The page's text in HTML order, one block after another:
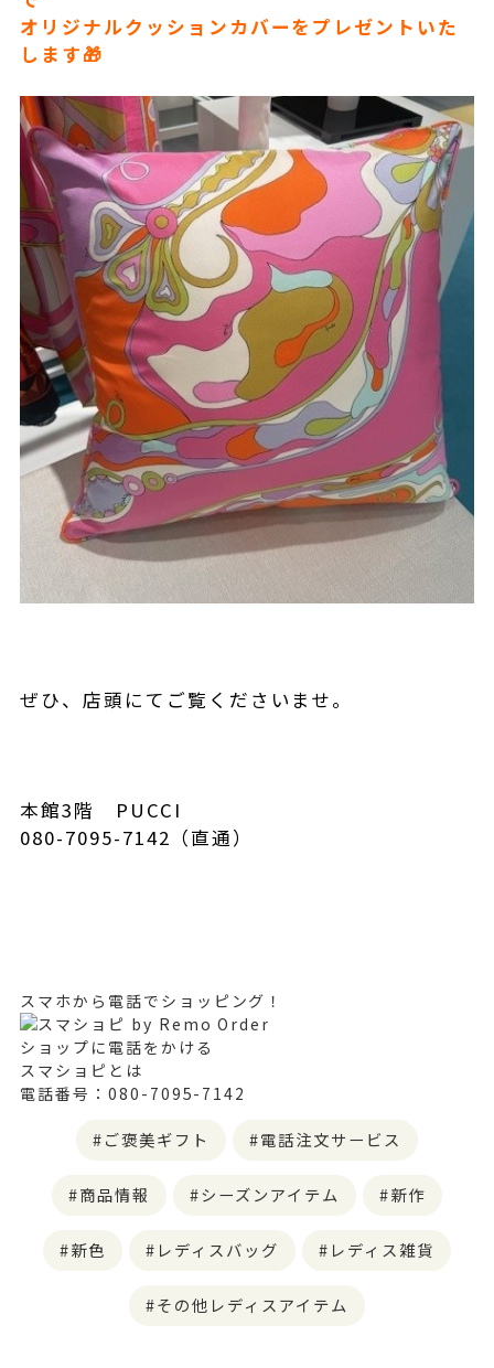
オリジナルクッションカバーをプレゼントいた
します🎁
ぜひ、店頭にてご覧くださいませ。
本館3階 PUCCI
080-7095-7142（直通）
スマホから電話でショッピング！
ショップに電話をかける
スマショピとは
電話番号：080-7095-7142
ご褒美ギフト 電話注文サービス
商品情報 シーズンアイテム 新作
新色 レディスバッグ レディス雑貨
その他レディスアイテム